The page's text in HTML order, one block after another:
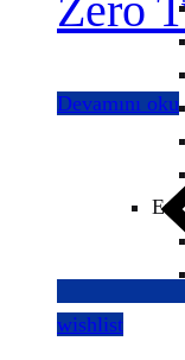
Ev
Devamını oku
wishlist